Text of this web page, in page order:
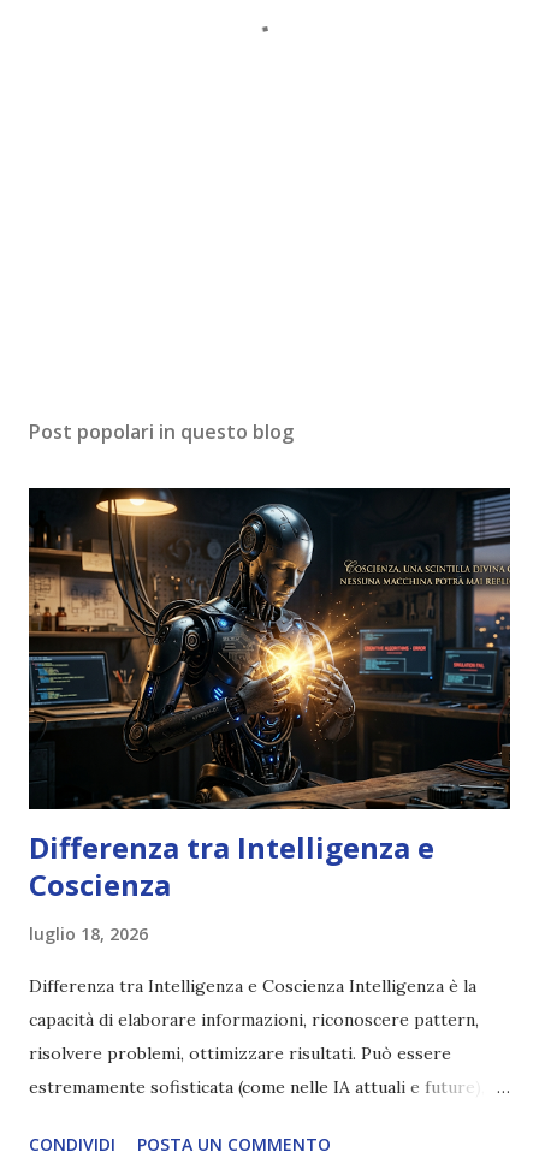
Post popolari in questo blog
Differenza tra Intelligenza e
Coscienza
luglio 18, 2026
Differenza tra Intelligenza e Coscienza Intelligenza è la
capacità di elaborare informazioni, riconoscere pattern,
risolvere problemi, ottimizzare risultati. Può essere
estremamente sofisticata (come nelle IA attuali e future),
soggettiva, non prova vero amore, non ha libero arbitrio
CONDIVIDI
POSTA UN COMMENTO